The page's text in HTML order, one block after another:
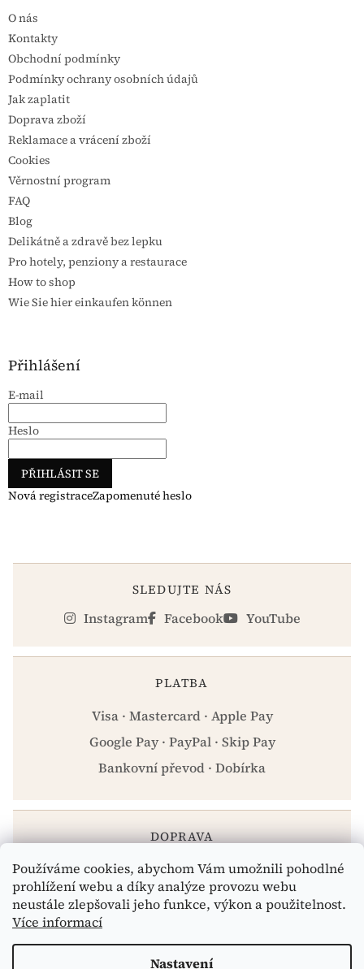
Používáme cookies, abychom Vám umožnili pohodlné
prohlížení webu a díky analýze provozu webu
neustále zlepšovali jeho funkce, výkon a použitelnost.
Více informací
Nastavení
O nás
Kontakty
Obchodní podmínky
Podmínky ochrany osobních údajů
Jak zaplatit
Doprava zboží
Reklamace a vrácení zboží
Cookies
Věrnostní program
FAQ
Blog
Delikátně a zdravě bez lepku
Pro hotely, penziony a restaurace
How to shop
Wie Sie hier einkaufen können
Přihlášení
E-mail
Heslo
PŘIHLÁSIT SE
Nová registraceZapomenuté heslo
SLEDUJTE NÁS
Instagram Facebook YouTube
PLATBA
Visa · Mastercard · Apple Pay
Google Pay · PayPal · Skip Pay
Bankovní převod · Dobírka
DOPRAVA
Zásilkovna · PPL · Osobní odběr Praha